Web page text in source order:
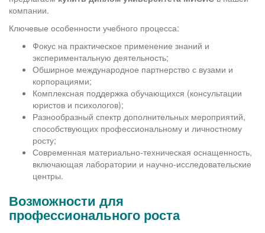
компании.
Ключевые особенности учебного процесса:
Фокус на практическое применение знаний и
экспериментальную деятельность;
Обширное международное партнерство с вузами и
корпорациями;
Комплексная поддержка обучающихся (консультации
юристов и психологов);
Разнообразный спектр дополнительных мероприятий,
способствующих профессиональному и личностному
росту;
Современная материально-техническая оснащенность,
включающая лаборатории и научно-исследовательские
центры.
Возможности для
профессионального роста